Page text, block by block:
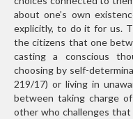
about one’s own
explicitly, to do it for us.
the citizens that one
casting a conscious
choosing by self-
219/17) or living in
between taking charge
other who challenges